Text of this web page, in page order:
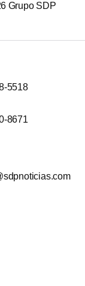
Grupo SDP
5518
8671